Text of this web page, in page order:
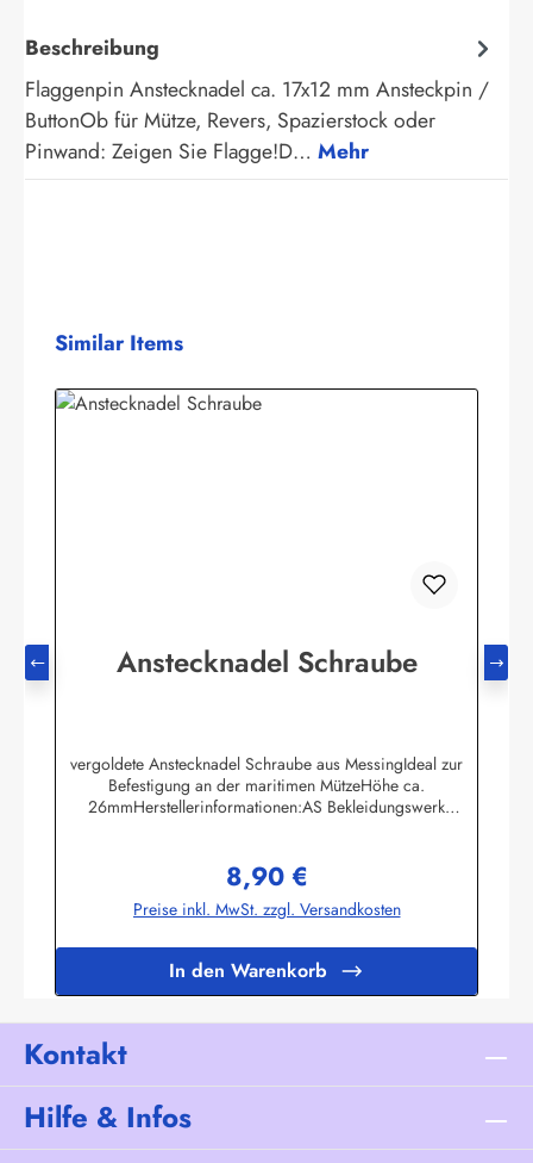
Beschreibung
Flaggenpin Anstecknadel ca. 17x12 mm Ansteckpin /
ButtonOb für Mütze, Revers, Spazierstock oder
Pinwand: Zeigen Sie Flagge!D… Mehr
Produktgalerie überspringen
Similar Items
Anstecknadel Schraube
vergoldete Anstecknadel Schraube aus MessingIdeal zur
Befestigung an der maritimen MützeHöhe ca.
26mmHerstellerinformationen:AS Bekleidungswerk
Regulärer Preis:
8,90 €
Preise inkl. MwSt. zzgl. Versandkosten
In den Warenkorb
Kontakt
Hilfe & Infos